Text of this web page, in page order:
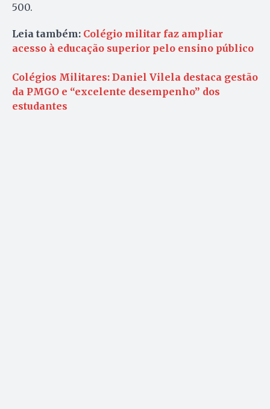
500.
Leia também: Colégio militar faz ampliar
acesso à educação superior pelo ensino público
Colégios Militares: Daniel Vilela destaca gestão
da PMGO e “excelente desempenho” dos
estudantes